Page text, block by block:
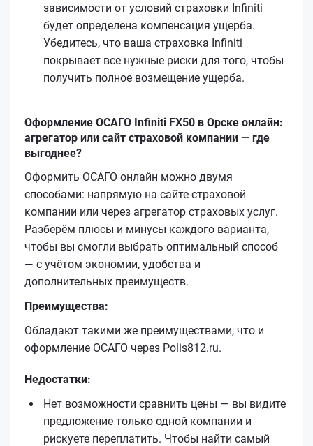
зависимости от условий страховки Infiniti
будет определена компенсация ущерба.
Убедитесь, что ваша страховка Infiniti
покрывает все нужные риски для того, чтобы
получить полное возмещение ущерба.
Оформление ОСАГО Infiniti FX50 в Орске онлайн:
агрегатор или сайт страховой компании — где
выгоднее?
Оформить ОСАГО онлайн можно двумя
способами: напрямую на сайте страховой
компании или через агрегатор страховых услуг.
Разберём плюсы и минусы каждого варианта,
чтобы вы смогли выбрать оптимальный способ
— с учётом экономии, удобства и
дополнительных преимуществ.
Преимущества:
Обладают такими же преимуществами, что и
оформление ОСАГО через Polis812.ru.
Недостатки:
Нет возможности сравнить цены — вы видите
предложение только одной компании и
рискуете переплатить. Чтобы найти самый